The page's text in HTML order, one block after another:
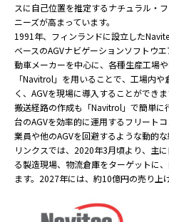
スに自己位置を推定するナチュラル・
ニーズが高まっています。
1991年、フィンランドに設立した
ベースのAGVナビゲーションソフトウ
動車メーカーを中心に、各種生産工場
「Navitrol」を用いることで、工場内
く、AGVを現場に導入することができ
搬送経路の作成も「Navitrol」で簡単に
台のAGVを効率的に運用するフリート
業員や他のAGVを回避するような動的
リンクスでは、2020年3月頃より、主
る製造現場、物流倉庫をターゲットに
ます。2027年には、約10億円の売り上